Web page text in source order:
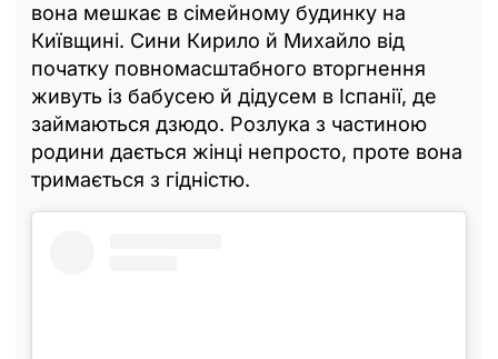
вона мешкає в сімейному будинку на
Київщині. Сини Кирило й Михайло від
початку повномасштабного вторгнення
живуть із бабусею й дідусем в Іспанії, де
займаються дзюдо. Розлука з частиною
родини дається жінці непросто, проте вона
тримається з гідністю.